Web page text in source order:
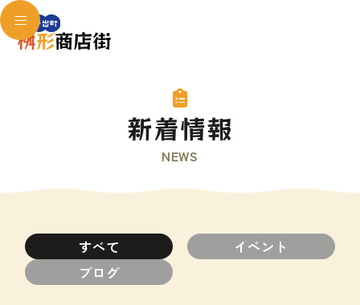
新着情報
NEWS
すべて
イベント
ブログ